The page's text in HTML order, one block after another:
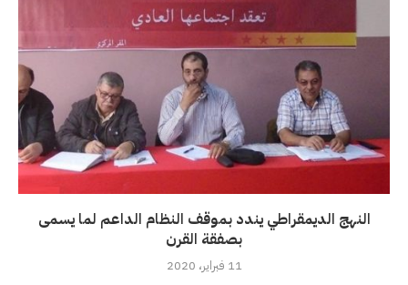
النهج الديمقراطي يندد بموقف النظام الداعم لما يسمى
بصفقة القرن
11 فبراير، 2020